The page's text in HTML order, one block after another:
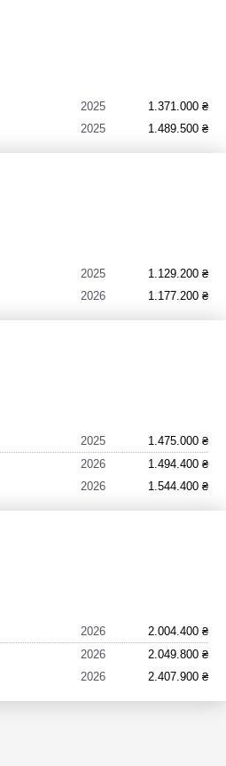
2025
1.371.000 ₴
2025 1.489.500 ₴
2025
1.129.200 ₴
2026 1.177.200 ₴
2025
1.475.000 ₴
2026
1.494.400 ₴
2026 1.544.400 ₴
2026
2.004.400 ₴
2026
2.049.800 ₴
2026 2.407.900 ₴